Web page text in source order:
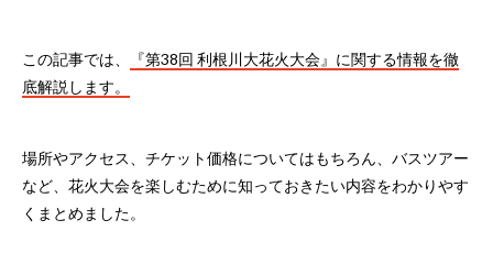
この記事では、
『第38回 利根川大花火大会』に関する情報を徹
底解説します。
場所やアクセス、チケット価格についてはもちろん、バスツアー
など、花火大会を楽しむために知っておきたい内容をわかりやす
くまとめました。